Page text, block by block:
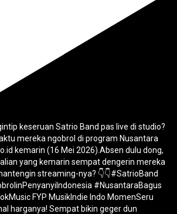
harganya! Sempat bikin geger dun